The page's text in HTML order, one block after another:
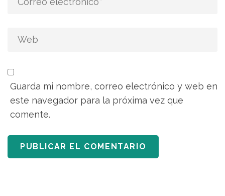
Guarda mi nombre, correo electrónico y web en
este navegador para la próxima vez que
comente.